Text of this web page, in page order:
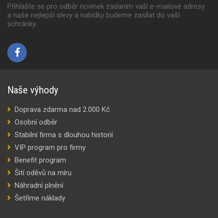
Přihlašte se pro odběr novinek zadaním vaší e-mailové adresy
a naše nejlepší slevy a nabídky budeme zasílat do vaší
schránky.
Naše výhody
Doprava zdarma nad 2.000 Kč
Osobní odběr
Stabilní firma s dlouhou historií
VIP program pro firmy
Benefit program
Šití oděvů na míru
Náhradní plnění
Šetříme náklady